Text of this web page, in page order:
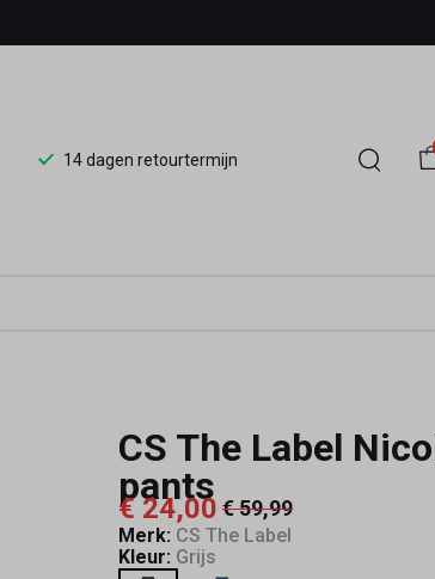
14 dagen retourtermijn
CS The Label
pants
€ 24,00 € 59,99
Merk: CS The Label
Kleur: Grijs